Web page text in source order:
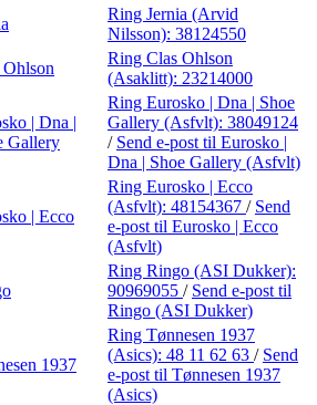
Ring Jernia (Arvid
Nilsson): 38124550
Ohlson
Ring Clas Ohlson
(Asaklitt): 23214000
| Dna |
Gallery
Ring Eurosko | Dna | Shoe
Gallery (Asfvlt): 38049124
/ Send e-post til Eurosko |
Dna | Shoe Gallery (Asfvlt)
| Ecco
Ring Eurosko | Ecco
(Asfvlt): 48154367 / Send
e-post til Eurosko | Ecco
(Asfvlt)
Ring Ringo (ASI Dukker):
90969055 / Send e-post til
Ringo (ASI Dukker)
1937
Ring Tønnesen 1937
(Asics): 48 11 62 63 / Send
e-post til Tønnesen 1937
(Asics)